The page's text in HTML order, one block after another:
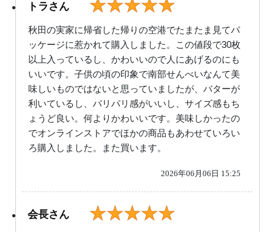
トラさん ★★★★★
秋田の実家に帰省した帰りの空港でたまたま見てパ
ッケージに惹かれて購入しました。この値段で30枚
以上入っているし、かわいいので人にあげるのにも
いいです。子供の頃の印象で南部せんべいなんて美
味しいものではないと思っていましたが、バターが
利いているし、パリパリ感がいいし、サイズ感もち
ょうど良い。何よりかわいいです。美味しかったの
でオンラインストアでほかの商品もあわせていろい
ろ購入しました。また買います。
2026年06月06日 15:25
会長さん ★★★★★